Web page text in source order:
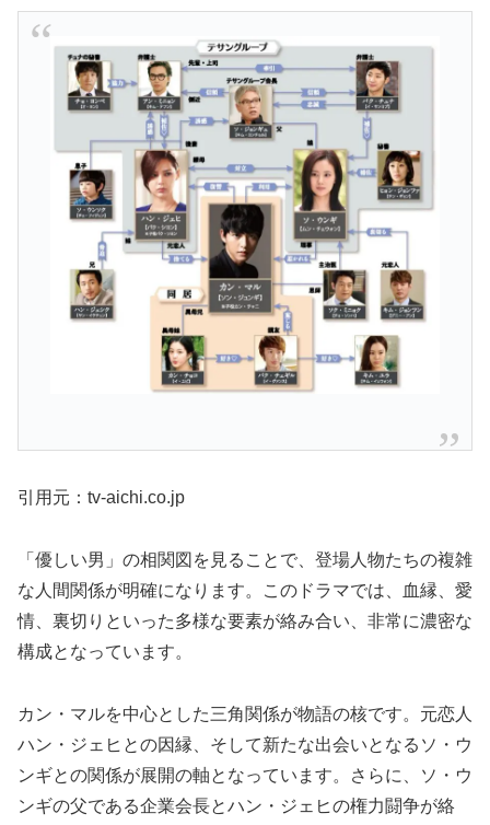
引用元：tv-aichi.co.jp
「優しい男」の相関図を見ることで、登場人物たちの複雑
な人間関係が明確になります。このドラマでは、血縁、愛
情、裏切りといった多様な要素が絡み合い、非常に濃密な
構成となっています。
カン・マルを中心とした三角関係が物語の核です。元恋人
ハン・ジェヒとの因縁、そして新たな出会いとなるソ・ウ
ンギとの関係が展開の軸となっています。さらに、ソ・ウ
ンギの父である企業会長とハン・ジェヒの権力闘争が絡